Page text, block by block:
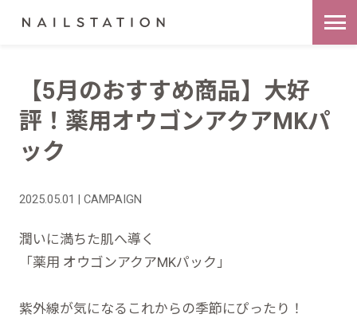
【5月のおすすめ商品】大好
評！薬用オウゴンアクアMKパ
ック
2025.05.01 | CAMPAIGN
潤いに満ちた肌へ導く
「薬用 オウゴンアクアMKパック」
紫外線が気になるこれからの季節にぴったり！